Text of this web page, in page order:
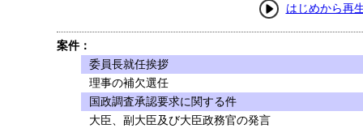
はじめから再
案件：
委員長就任挨拶
理事の補欠選任
国政調査承認要求に関する件
大臣、副大臣及び大臣政務官の発言